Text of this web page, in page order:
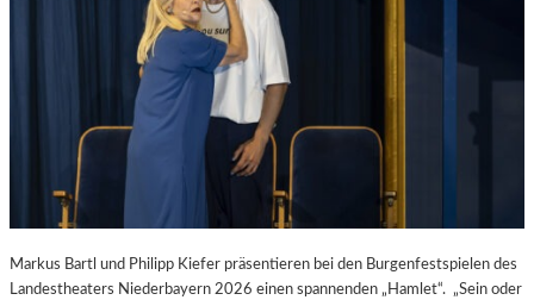
Markus Bartl und Philipp Kiefer präsentieren bei den Burgenfestspielen des
Landestheaters Niederbayern 2026 einen spannenden „Hamlet“. „Sein oder